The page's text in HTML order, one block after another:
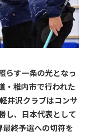
らす一条の光となっ
・稚内市で行われた
井沢クラブはコンサ
し、日本代表として
終予選への切符を